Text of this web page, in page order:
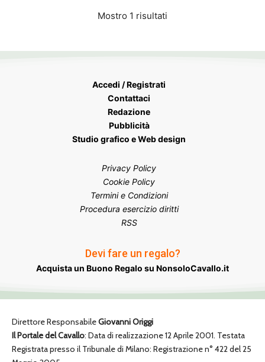
Mostro 1 risultati
Accedi / Registrati
Contattaci
Redazione
Pubblicità
Studio grafico e Web design
Privacy Policy
Cookie Policy
Termini e Condizioni
Procedura esercizio diritti
RSS
Devi fare un regalo?
Acquista un Buono Regalo su NonsoloCavallo.it
Direttore ResponsabileGiovanni Origgi
Il Portale del Cavallo: Data di realizzazione 12 Aprile 2001. Testata
Registrata presso il Tribunale di Milano: Registrazione n° 422 del 25